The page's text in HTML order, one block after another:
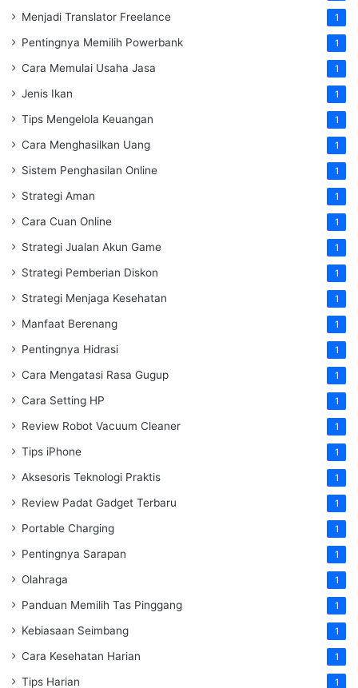
Menjadi Translator Freelance 1
Pentingnya Memilih Powerbank 1
Cara Memulai Usaha Jasa 1
Jenis Ikan 1
Tips Mengelola Keuangan 1
Cara Menghasilkan Uang 1
Sistem Penghasilan Online 1
Strategi Aman 1
Cara Cuan Online 1
Strategi Jualan Akun Game 1
Strategi Pemberian Diskon 1
Strategi Menjaga Kesehatan 1
Manfaat Berenang 1
Pentingnya Hidrasi 1
Cara Mengatasi Rasa Gugup 1
Cara Setting HP 1
Review Robot Vacuum Cleaner 1
Tips iPhone 1
Aksesoris Teknologi Praktis 1
Review Padat Gadget Terbaru 1
Portable Charging 1
Pentingnya Sarapan 1
Olahraga 1
Panduan Memilih Tas Pinggang 1
Kebiasaan Seimbang 1
Cara Kesehatan Harian 1
Tips Harian 1